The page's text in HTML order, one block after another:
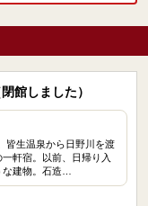
館しました）
皆生温泉から日野川を渡
軒宿。以前、日帰り入
建物。石造…